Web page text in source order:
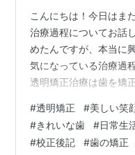
こんにちは！今日はま
治療過程についてお話
めたんですが、本当に
気になっている治療過
透明矯正治療は歯を矯
るのであまり目立たな
する理由もここにあり
ようになりました。治
#透明矯正 #美しい笑
#きれいな歯 #日常生
#校正後記 #歯の矯正